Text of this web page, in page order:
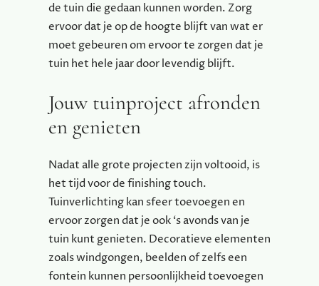
de tuin die gedaan kunnen worden. Zorg
ervoor dat je op de hoogte blijft van wat er
moet gebeuren om ervoor te zorgen dat je
tuin het hele jaar door levendig blijft.
Jouw tuinproject afronden
en genieten
Nadat alle grote projecten zijn voltooid, is
het tijd voor de finishing touch.
Tuinverlichting kan sfeer toevoegen en
ervoor zorgen dat je ook ‘s avonds van je
tuin kunt genieten. Decoratieve elementen
zoals windgongen, beelden of zelfs een
fontein kunnen persoonlijkheid toevoegen